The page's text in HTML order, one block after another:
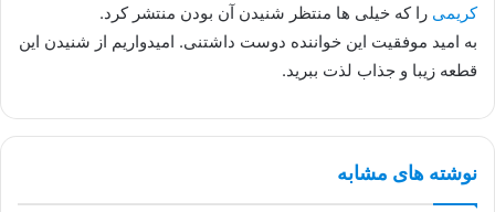
کریمی را که خیلی ها منتظر شنیدن آن بودن منتشر کرد.
به امید موفقیت این خواننده دوست داشتنی. امیدواریم از شنیدن این
قطعه زیبا و جذاب لذت ببرید.
نوشته های مشابه